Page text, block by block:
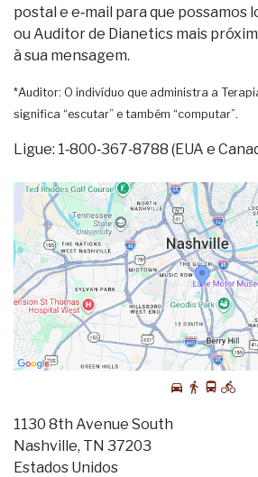
postal e e‑mail para que possamos
ou Auditor de Dianetics mais
à sua mensagem.
*Auditor: O indivíduo que administra a
significa “escutar” e também “computar”.
Ligue: 1‑800‑367‑8788 (EUA e
1130 8th Avenue South
Nashville, TN 37203
Estados Unidos